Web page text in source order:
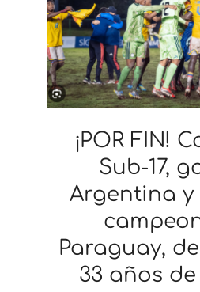
¡POR FIN!
Sub-17,
Argentina y
Paraguay,
33 años